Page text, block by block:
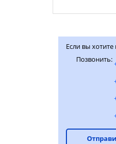
Если вы
Позвонить: